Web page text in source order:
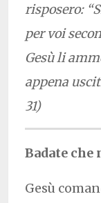
risposero:
per voi
Gesù li
appena
31)
Badate che
Gesù